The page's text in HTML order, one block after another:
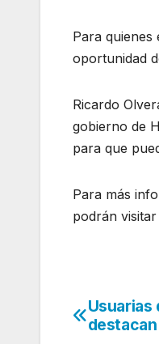
Para
oportunidad
Ricardo
gobierno de
para que
Para más
podrán
Usuarias